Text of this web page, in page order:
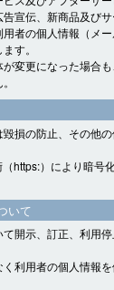
宣伝、新商品及び
者の個人情報（メ
す。
変更になった場合
損の防止、その他
https:）により暗号
いて
開示、訂正、利用
利用者の個人情報を